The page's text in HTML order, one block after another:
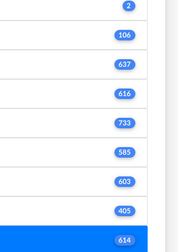
2
106
637
616
733
585
603
405
614